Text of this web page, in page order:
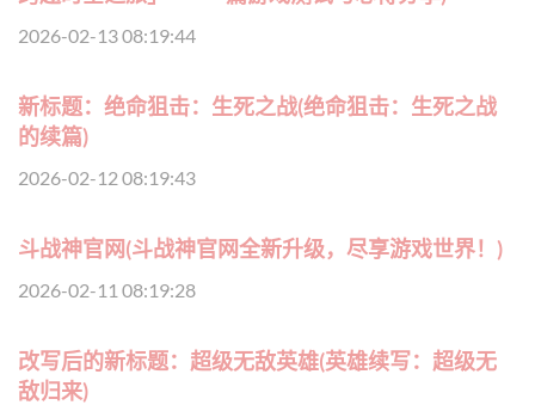
2026-02-13 08:19:44
新标题：绝命狙击：生死之战(绝命狙击：生死之战
的续篇)
2026-02-12 08:19:43
斗战神官网(斗战神官网全新升级，尽享游戏世界！)
2026-02-11 08:19:28
改写后的新标题：超级无敌英雄(英雄续写：超级无
敌归来)